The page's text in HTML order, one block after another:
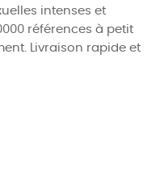
intenses et
références à petit
Livraison rapide et